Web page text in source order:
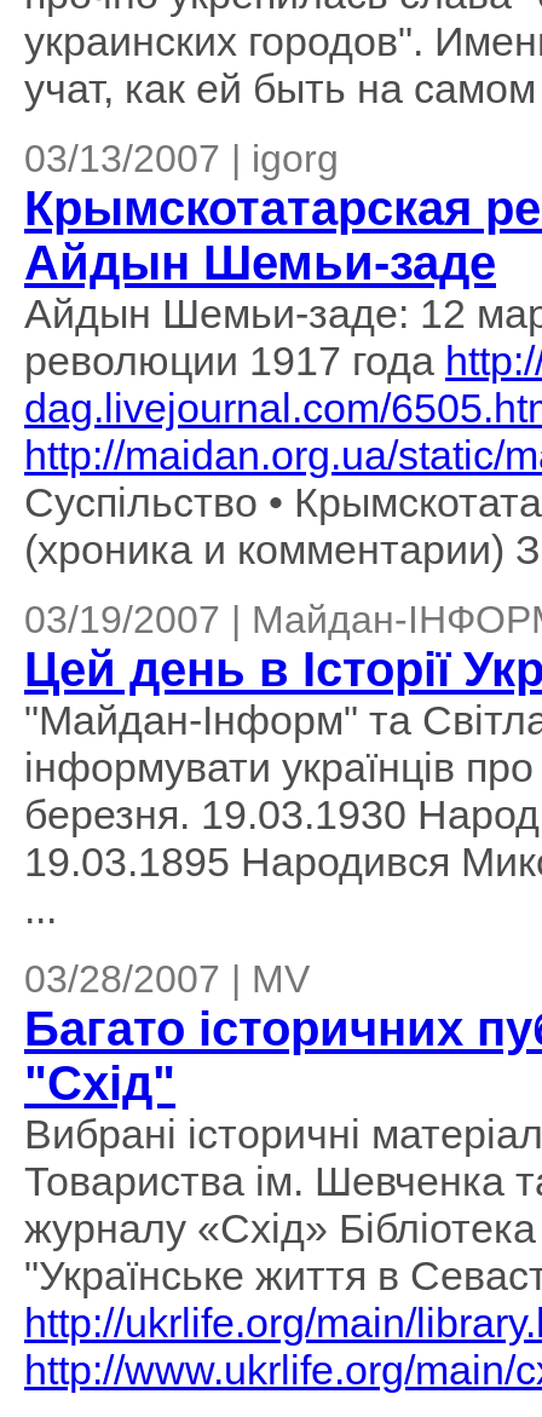
украинских городов".
учат, как ей быть на
03/13/2007 | igorg
Крымскотатарская
Айдын Шемьи-заде
Айдын Шемьи-заде: 12
революции 1917 года
dag.livejournal.com/
http://maidan.org.ua/static/
Суспільство •
(хроника и комментарии)
03/19/2007 | Майдан-
Цей день в Історії
"Майдан-Інформ" та
інформувати українців про
березня. 19.03.1930
19.03.1895 Народився
...
03/28/2007 | MV
Багато історичних
"Схід"
Вибрані історичні
Товариства ім. Шевченка
журналу «Схід»
"Українське життя в
http://ukrlife.org/main/
http://www.ukrlife.org/main/